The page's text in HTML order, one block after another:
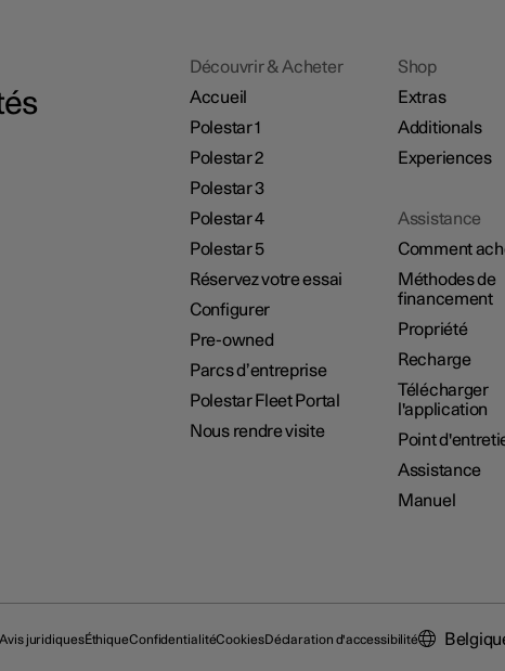
Découvrir & Acheter
Accueil
Polestar 1
Polestar 2
Polestar 3
Polestar 4
Polestar 5
Réservez votre essai
Configurer
Pre-owned
Parcs d’entreprise
Polestar Fleet Portal
Nous rendre visite
Shop
Extras
Additionals
Experiences
Assistance
Comment
Méthodes de
financement
Propriété
Recharge
Télécharger
l'application
Point
Assistance
Manuel
Avis juridiquesÉthiqueConfidentialitéCookiesDéclaration d'accessibilité